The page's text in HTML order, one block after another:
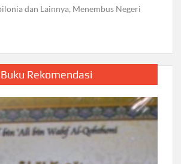
dan Lainnya, Menembus Negeri
Buku Rekomendasi